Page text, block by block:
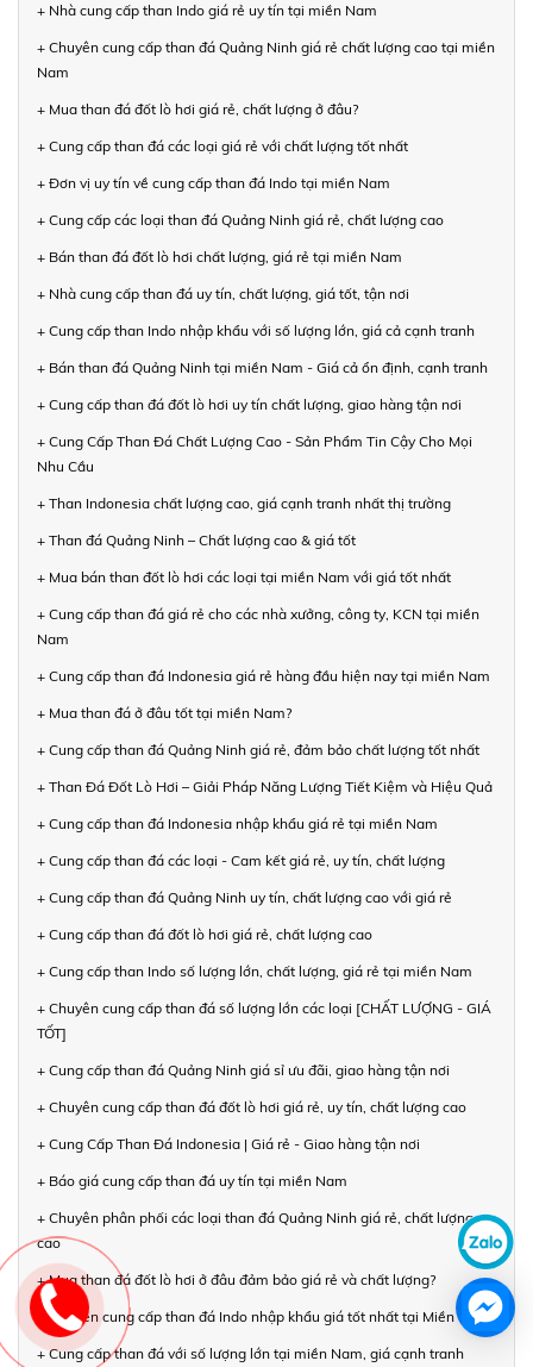
+ Nhà cung cấp than Indo giá rẻ uy tín tại miền Nam
+ Chuyên cung cấp than đá Quảng Ninh giá rẻ chất lượng cao tại miền
Nam
+ Mua than đá đốt lò hơi giá rẻ, chất lượng ở đâu?
+ Cung cấp than đá các loại giá rẻ với chất lượng tốt nhất
+ Đơn vị uy tín về cung cấp than đá Indo tại miền Nam
+ Cung cấp các loại than đá Quảng Ninh giá rẻ, chất lượng cao
+ Bán than đá đốt lò hơi chất lượng, giá rẻ tại miền Nam
+ Nhà cung cấp than đá uy tín, chất lượng, giá tốt, tận nơi
+ Cung cấp than Indo nhập khẩu với số lượng lớn, giá cả cạnh tranh
+ Bán than đá Quảng Ninh tại miền Nam - Giá cả ổn định, cạnh tranh
+ Cung cấp than đá đốt lò hơi uy tín chất lượng, giao hàng tận nơi
+ Cung Cấp Than Đá Chất Lượng Cao - Sản Phẩm Tin Cậy Cho Mọi
Nhu Cầu
+ Than Indonesia chất lượng cao, giá cạnh tranh nhất thị trường
+ Than đá Quảng Ninh – Chất lượng cao & giá tốt
+ Mua bán than đốt lò hơi các loại tại miền Nam với giá tốt nhất
+ Cung cấp than đá giá rẻ cho các nhà xưởng, công ty, KCN tại miền
Nam
+ Cung cấp than đá Indonesia giá rẻ hàng đầu hiện nay tại miền Nam
+ Mua than đá ở đâu tốt tại miền Nam?
+ Cung cấp than đá Quảng Ninh giá rẻ, đảm bảo chất lượng tốt nhất
+ Than Đá Đốt Lò Hơi – Giải Pháp Năng Lượng Tiết Kiệm và Hiệu Quả
+ Cung cấp than đá Indonesia nhập khẩu giá rẻ tại miền Nam
+ Cung cấp than đá các loại - Cam kết giá rẻ, uy tín, chất lượng
+ Cung cấp than đá Quảng Ninh uy tín, chất lượng cao với giá rẻ
+ Cung cấp than đá đốt lò hơi giá rẻ, chất lượng cao
+ Cung cấp than Indo số lượng lớn, chất lượng, giá rẻ tại miền Nam
+ Chuyên cung cấp than đá số lượng lớn các loại [CHẤT LƯỢNG - GIÁ
TỐT]
+ Cung cấp than đá Quảng Ninh giá sỉ ưu đãi, giao hàng tận nơi
+ Chuyên cung cấp than đá đốt lò hơi giá rẻ, uy tín, chất lượng cao
+ Cung Cấp Than Đá Indonesia | Giá rẻ - Giao hàng tận nơi
+ Báo giá cung cấp than đá uy tín tại miền Nam
+ Chuyên phân phối các loại than đá Quảng Ninh giá rẻ, chất lượng
cao
+ Mua than đá đốt lò hơi ở đâu đảm bảo giá rẻ và chất lượng?
+ Chuyên cung cấp than đá Indo nhập khẩu giá tốt nhất tại Miền Nam
+ Cung cấp than đá với số lượng lớn tại miền Nam, giá cạnh tranh